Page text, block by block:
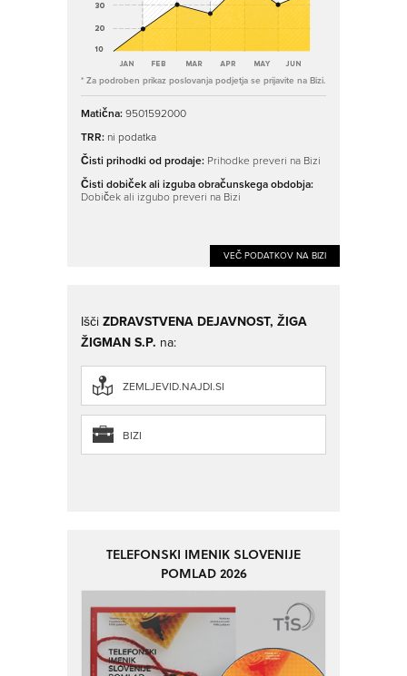
* Za podroben prikaz poslovanja podjetja se prijavite na Bizi.
Matična:9501592000
TRR: ni podatka
Čisti prihodki od prodaje: Prihodke preveri na Bizi
Čisti dobiček ali izguba obračunskega obdobja:
Dobiček ali izgubo preveri na Bizi
VEČ PODATKOV NA BIZI
IščiZDRAVSTVENA DEJAVNOST, ŽIGA
ŽIGMAN S.P. na:
ZEMLJEVID.NAJDI.SI
BIZI
TELEFONSKI IMENIK SLOVENIJE
POMLAD 2026